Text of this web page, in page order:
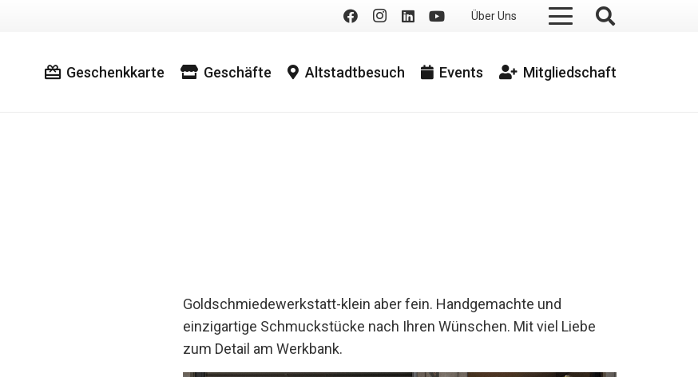
Über Uns
Geschenkkarte Geschäfte Altstadtbesuch Events Mitgliedschaft
Goldschmiedewerkstatt-klein aber fein. Handgemachte und
einzigartige Schmuckstücke nach Ihren Wünschen. Mit viel Liebe
zum Detail am Werkbank.